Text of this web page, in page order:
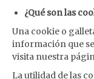
¿Qué son las
Una cookie o
información que
visita nuestra
La utilidad de las